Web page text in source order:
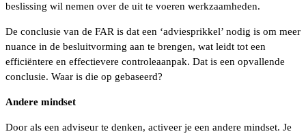
beslissing wil nemen over de uit te voeren werkzaamheden.
De conclusie van de FAR is dat een ‘adviesprikkel’ nodig is om meer
nuance in de besluitvorming aan te brengen, wat leidt tot een
efficiëntere en effectievere controleaanpak. Dat is een opvallende
conclusie. Waar is die op gebaseerd?
Andere mindset
Door als een adviseur te denken, activeer je een andere mindset. Je